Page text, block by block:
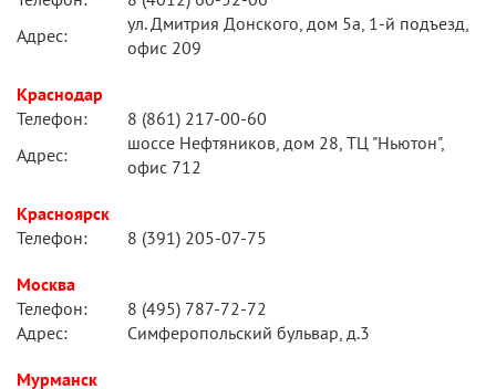
Адрес:
ул. Дмитрия Донского, дом 5а, 1-й подъезд,
офис 209
Краснодар
Телефон:
8 (861) 217-00-60
Адрес:
шоссе Нефтяников, дом 28, ТЦ "Ньютон",
офис 712
Красноярск
Телефон:
8 (391) 205-07-75
Москва
Телефон:
8 (495) 787-72-72
Адрес:
Симферопольский бульвар, д.3
Мурманск